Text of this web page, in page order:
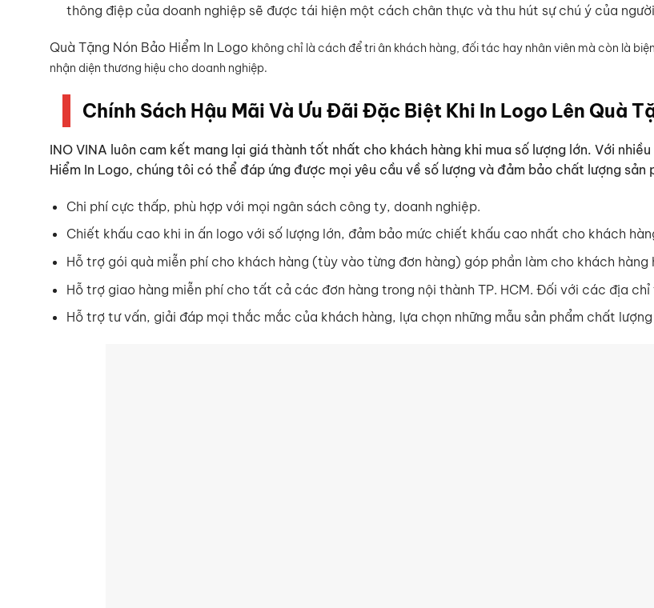
thông điệp của doanh nghiệp sẽ được tái hiện một cách chân thực và thu hút sự chú ý của
Quà Tặng Nón Bảo Hiểm In Logo không chỉ là cách để tri ân khách hàng, đối tác hay nhân viên mà còn là
nhận diện thương hiệu cho doanh nghiệp.
Chính Sách Hậu Mãi Và Ưu Đãi Đặc Biệt Khi In Logo Lên Quà
INO VINA luôn cam kết mang lại giá thành tốt nhất cho khách hàng khi mua số lượng lớn. Với
Hiểm In Logo, chúng tôi có thể đáp ứng được mọi yêu cầu về số lượng và đảm bảo chất lượng sản
Chi phí cực thấp, phù hợp với mọi ngân sách công ty, doanh nghiệp.
Chiết khấu cao khi in ấn logo với số lượng lớn, đảm bảo mức chiết khấu cao nhất cho khách
Hỗ trợ gói quà miễn phí cho khách hàng (tùy vào từng đơn hàng) góp phần làm cho khách hàng
Hỗ trợ giao hàng miễn phí cho tất cả các đơn hàng trong nội thành TP. HCM. Đối với các địa
Hỗ trợ tư vấn, giải đáp mọi thắc mắc của khách hàng, lựa chọn những mẫu sản phẩm chất